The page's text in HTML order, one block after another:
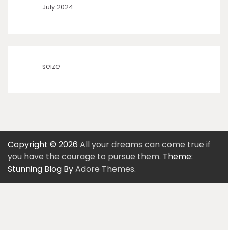
July 2024
seize
Copyright © 2026 All your dreams can come true if
you have the courage to pursue them. Theme:
Stunning Blog ByAdore Themes.